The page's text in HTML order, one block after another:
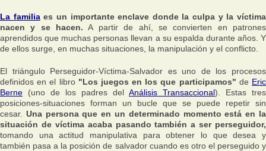
La familiaes un importante enclave donde la culpa y la víctima
nacen y se hacen. A partir de ahí, se convierten en patrones
aprendidos que muchas personas llevan a su espalda durante años. Y
de ellos surge, en muchas situaciones, la manipulación y el conflicto.
El triángulo Perseguidor-Víctima-Salvador es uno de los procesos
definidos en el libro "Los juegos en los que participamos" de Eric
Berne (uno de los padres del Análisis Transaccional). Estas tres
posiciones-situaciones forman un bucle que se puede repetir sin
cesar. Una persona que en un determinado momento está en la
situación de víctima acaba pasando también a ser perseguidor,
tomando una actitud manipulativa para obtener lo que desea y
también pasa a la posición de salvador cuando es otro el perseguido y